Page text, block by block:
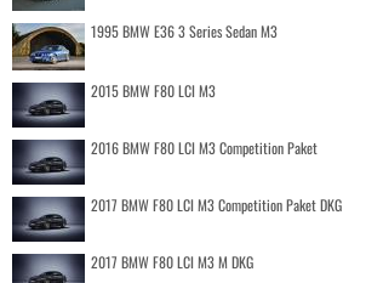
1995 BMW E36 3 Series Sedan M3
2015 BMW F80 LCI M3
2016 BMW F80 LCI M3 Competition Paket
2017 BMW F80 LCI M3 Competition Paket DKG
2017 BMW F80 LCI M3 M DKG